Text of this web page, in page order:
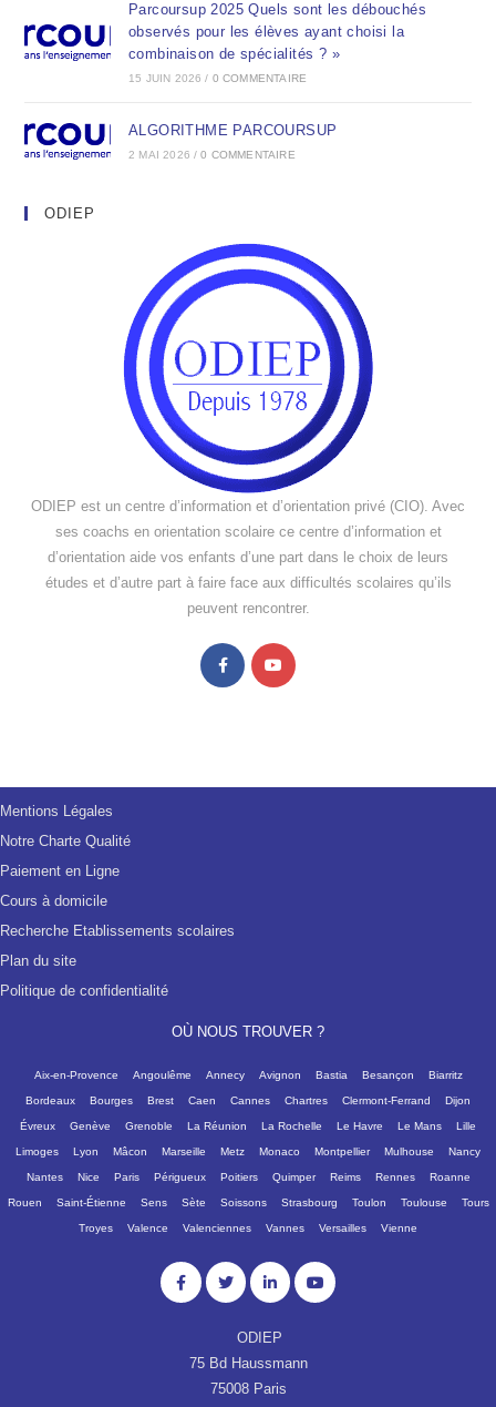
Parcoursup 2025 Quels sont les débouchés
observés pour les élèves ayant choisi la
combinaison de spécialités ? »
15 JUIN 2026 / 0 COMMENTAIRE
ALGORITHME PARCOURSUP
2 MAI 2026 / 0 COMMENTAIRE
ODIEP
ODIEP est un centre d’information et d’orientation privé (CIO). Avec
ses coachs en orientation scolaire ce centre d’information et
d’orientation aide vos enfants d’une part dans le choix de leurs
études et d’autre part à faire face aux difficultés scolaires qu’ils
peuvent rencontrer.
Mentions Légales
Notre Charte Qualité
Paiement en Ligne
Cours à domicile
Recherche Etablissements scolaires
Plan du site
Politique de confidentialité
OÙ NOUS TROUVER ?
Aix-en-Provence Angoulême Annecy Avignon Bastia Besançon Biarritz
Bordeaux Bourges Brest Caen Cannes Chartres Clermont-Ferrand Dijon
Évreux Genève Grenoble La Réunion La Rochelle Le Havre Le Mans Lille
Limoges Lyon Mâcon Marseille Metz Monaco Montpellier Mulhouse Nancy
Nantes Nice Paris Périgueux Poitiers Quimper Reims Rennes Roanne
Rouen Saint-Étienne Sens Sète Soissons Strasbourg Toulon Toulouse Tours
Troyes Valence Valenciennes Vannes Versailles Vienne
ODIEP
75 Bd Haussmann
75008 Paris